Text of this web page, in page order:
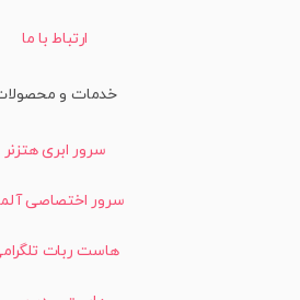
ارتباط با ما
خدمات و محصولات
سرور ابری هتزنر
سرور اختصاصی آلمان
هاست ربات تلگرامی